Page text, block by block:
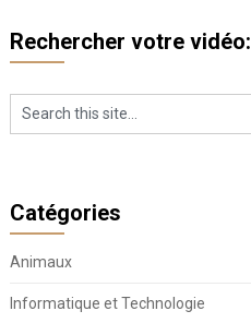
Rechercher votre vidéo:
Catégories
Animaux
Informatique et Technologie